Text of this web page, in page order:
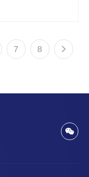
7 8